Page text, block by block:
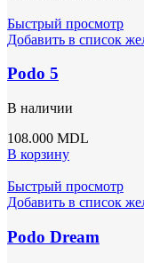
Быстрый просмотр
Добавить в список
Podo 5
В наличии
108.000 MDL
В корзину
Быстрый просмотр
Добавить в список
Podo Dream